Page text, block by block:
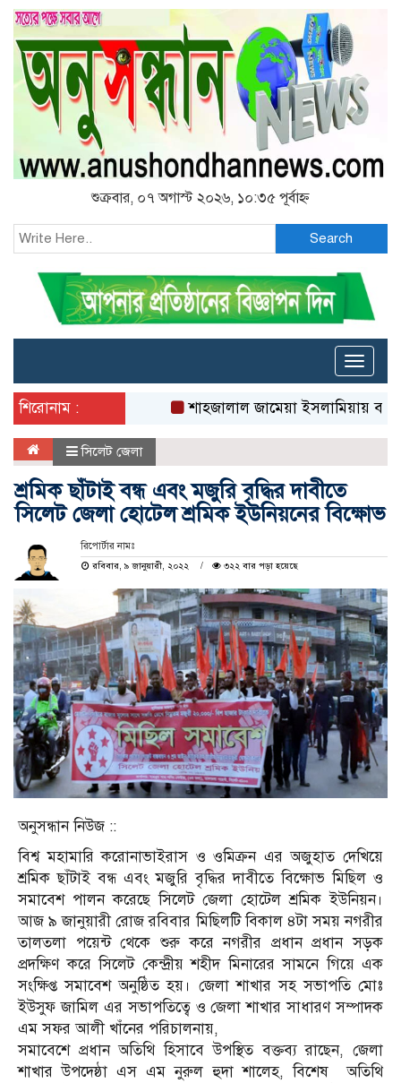
শুক্রবার, ০৭ অগাস্ট ২০২৬, ১০:৩৫ পূর্বাহ্ন
Search
Toggle
শিরোনাম :
শাহজালাল জামেয়া ইসলামিয়ায় বার্ষিক
সিলেট জেলা
শ্রমিক ছাঁটাই বন্ধ এবং মজুরি বৃদ্ধির দাবীতে
সিলেট জেলা হোটেল শ্রমিক ইউনিয়নের বিক্ষোভ
রিপোর্টার নামঃ
রবিবার, ৯ জানুয়ারী, ২০২২
৩২২ বার পড়া হয়েছে
অনুসন্ধান নিউজ ::
বিশ্ব মহামারি করোনাভাইরাস ও ওমিক্রন এর অজুহাত দেখিয়ে
শ্রমিক ছাঁটাই বন্ধ এবং মজুরি বৃদ্ধির দাবীতে বিক্ষোভ মিছিল ও
সমাবেশ পালন করেছে সিলেট জেলা হোটেল শ্রমিক ইউনিয়ন।
আজ ৯ জানুয়ারী রোজ রবিবার মিছিলটি বিকাল ৪টা সময় নগরীর
তালতলা পয়েন্ট থেকে শুরু করে নগরীর প্রধান প্রধান সড়ক
প্রদক্ষিণ করে সিলেট কেন্দ্রীয় শহীদ মিনারের সামনে গিয়ে এক
সংক্ষিপ্ত সমাবেশ অনুষ্ঠিত হয়। জেলা শাখার সহ সভাপতি মোঃ
ইউসুফ জামিল এর সভাপতিত্বে ও জেলা শাখার সাধারণ সম্পাদক
এম সফর আলী খাঁনের পরিচালনায়,
সমাবেশে প্রধান অতিথি হিসাবে উপস্থিত বক্তব্য রাছেন, জেলা
শাখার উপদেষ্ঠা এস এম নুরুল হুদা শালেহ, বিশেষ অতিথি